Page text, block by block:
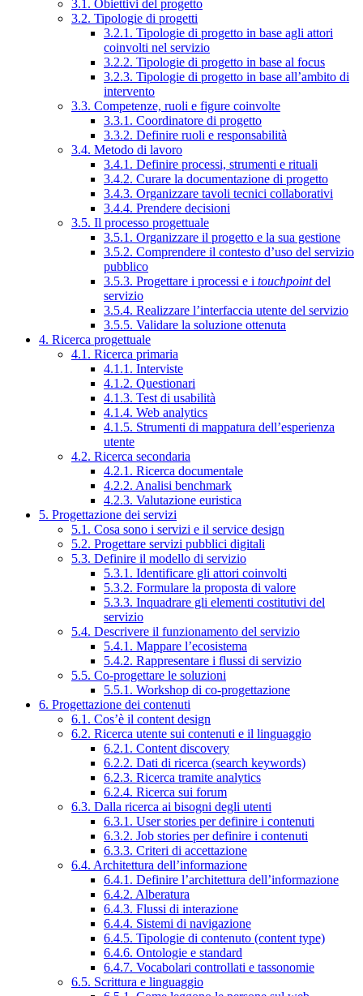
3.1. Obiettivi del progetto
3.2. Tipologie di progetti
3.2.1. Tipologie di progetto in base agli attori
coinvolti nel servizio
3.2.2. Tipologie di progetto in base al focus
3.2.3. Tipologie di progetto in base all’ambito di
intervento
3.3. Competenze, ruoli e figure coinvolte
3.3.1. Coordinatore di progetto
3.3.2. Definire ruoli e responsabilità
3.4. Metodo di lavoro
3.4.1. Definire processi, strumenti e rituali
3.4.2. Curare la documentazione di progetto
3.4.3. Organizzare tavoli tecnici collaborativi
3.4.4. Prendere decisioni
3.5. Il processo progettuale
3.5.1. Organizzare il progetto e la sua gestione
3.5.2. Comprendere il contesto d’uso del servizio
pubblico
3.5.3. Progettare i processi e i touchpointdel
servizio
3.5.4. Realizzare l’interfaccia utente del servizio
3.5.5. Validare la soluzione ottenuta
4. Ricerca progettuale
4.1. Ricerca primaria
4.1.1. Interviste
4.1.2. Questionari
4.1.3. Test di usabilità
4.1.4. Web analytics
4.1.5. Strumenti di mappatura dell’esperienza
utente
4.2. Ricerca secondaria
4.2.1. Ricerca documentale
4.2.2. Analisi benchmark
4.2.3. Valutazione euristica
5. Progettazione dei servizi
5.1. Cosa sono i servizi e il service design
5.2. Progettare servizi pubblici digitali
5.3. Definire il modello di servizio
5.3.1. Identificare gli attori coinvolti
5.3.2. Formulare la proposta di valore
5.3.3. Inquadrare gli elementi costitutivi del
servizio
5.4. Descrivere il funzionamento del servizio
5.4.1. Mappare l’ecosistema
5.4.2. Rappresentare i flussi di servizio
5.5. Co-progettare le soluzioni
5.5.1. Workshop di co-progettazione
6. Progettazione dei contenuti
6.1. Cos’è il content design
6.2. Ricerca utente sui contenuti e il linguaggio
6.2.1. Content discovery
6.2.2. Dati di ricerca (search keywords)
6.2.3. Ricerca tramite analytics
6.2.4. Ricerca sui forum
6.3. Dalla ricerca ai bisogni degli utenti
6.3.1. User stories per definire i contenuti
6.3.2. Job stories per definire i contenuti
6.3.3. Criteri di accettazione
6.4. Architettura dell’informazione
6.4.1. Definire l’architettura dell’informazione
6.4.2. Alberatura
6.4.3. Flussi di interazione
6.4.4. Sistemi di navigazione
6.4.5. Tipologie di contenuto (content type)
6.4.6. Ontologie e standard
6.4.7. Vocabolari controllati e tassonomie
6.5. Scrittura e linguaggio